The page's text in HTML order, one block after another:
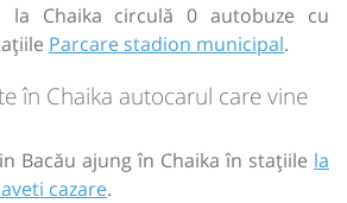
Cumpără
| Ultima actualizare:07/2026
la Chaika circulă 0 autobuze cu
Parcare stadion municipal.
în Chaika autocarul care vine
Bacău ajung în Chaika în stațiile la
cazare.